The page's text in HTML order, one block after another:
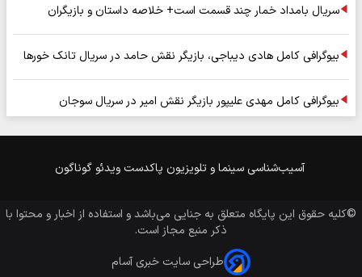
سریال بامداد خمار چند قسمت است+ خلاصه داستان و بازیگران
بیوگرافی کامل هادی دیباجی، بازیگر نقش حامد در سریال تانک خورها
بیوگرافی کامل مهدی علیپور بازیگر نقش امیر در سریال سوجان
آسیب‌شناسی سینما و تلویزیون پاکدست ویدئو گوناگون
©کلیه حقوق این پایگاه متعلق به جنایی می‌باشد و استفاده از اخبار و محتوا با
ذکر منبع مجاز است.
طراحی سایت خبری آسام